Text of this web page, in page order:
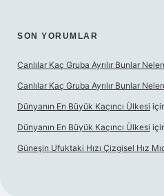
SON YORUMLAR
Canlılar Kaç Gruba Ayrılır Bunlar
Canlılar Kaç Gruba Ayrılır Bunlar
Dünyanın En Büyük Kaçıncı Ülkesi
Dünyanın En Büyük Kaçıncı Ülkesi
Güneşin Ufuktaki Hızı Çizgisel Hız